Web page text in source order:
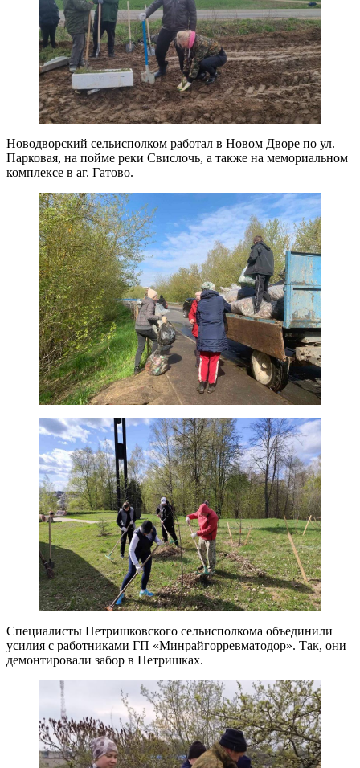
Новодворский сельисполком работал в Новом Дворе по ул.
Парковая, на пойме реки Свислочь, а также на мемориальном
комплексе в аг. Гатово.
Специалисты Петришковского сельисполкома объединили
усилия с работниками ГП «Минрайгорревматодор». Так, они
демонтировали забор в Петришках.